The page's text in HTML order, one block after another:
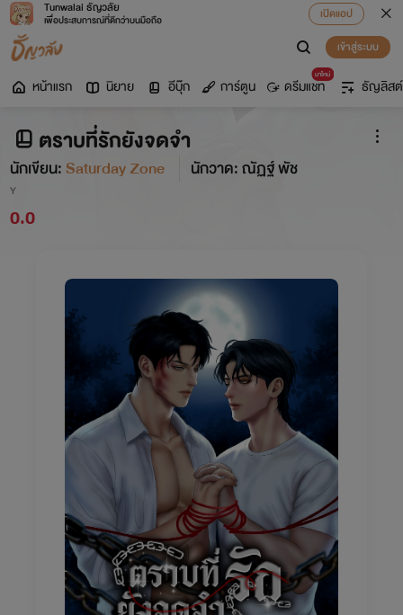
Tunwalai ธัญวลัย
เพื่อประสบการณ์ที่ดีกว่าบนมือถือ
เปิดแอป
เข้าสู่ระบบ
หน้าแรก นิยาย อีบุ๊ก การ์ตูน
มาใหม่
ดรีมแชท ธัญลิสต์
ตราบที่รักยังจดจำ
นักเขียน:Saturday Zone นักวาด: ณัฏฐ์ พัช
Y
0.0